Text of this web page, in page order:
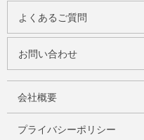
よくあるご質問
お問い合わせ
会社概要
プライバシーポリシー